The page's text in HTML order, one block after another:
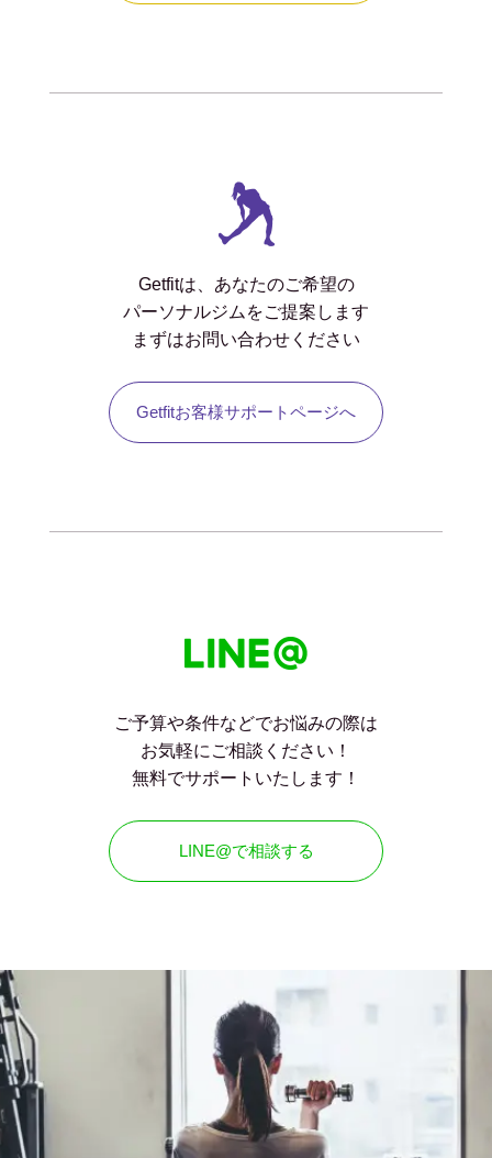
Getfitは、あなたのご希望の
パーソナルジムをご提案します
まずはお問い合わせください
Getfitお客様サポートページへ
ご予算や条件などでお悩みの際は
お気軽にご相談ください！
無料でサポートいたします！
LINE@で相談する